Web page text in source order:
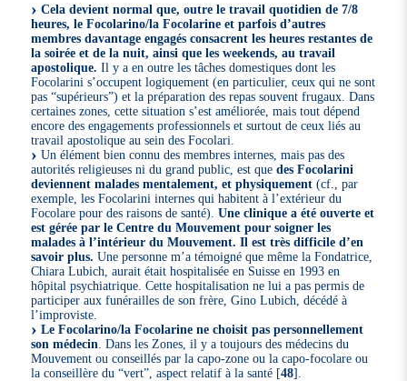
Cela devient normal que, outre le travail quotidien de 7/8
heures, le Focolarino/la Focolarine et parfois d’autres
membres davantage engagés consacrent les heures restantes de
la soirée et de la nuit, ainsi que les weekends, au travail
apostolique. Il y a en outre les tâches domestiques dont les
Focolarini s’occupent logiquement (en particulier, ceux qui ne sont
pas “supérieurs”) et la préparation des repas souvent frugaux. Dans
certaines zones, cette situation s’est améliorée, mais tout dépend
encore des engagements professionnels et surtout de ceux liés au
travail apostolique au sein des Focolari.
Un élément bien connu des membres internes, mais pas des
autorités religieuses ni du grand public, est quedes Focolarini
deviennent malades mentalement, et physiquement (cf., par
exemple, les Focolarini internes qui habitent à l’extérieur du
Focolare pour des raisons de santé).Une clinique a été ouverte et
est gérée par le Centre du Mouvement pour soigner les
malades à l’intérieur du Mouvement. Il est très difficile d’en
savoir plus. Une personne m’a témoigné que même la Fondatrice,
Chiara Lubich, aurait était hospitalisée en Suisse en 1993 en
hôpital psychiatrique. Cette hospitalisation ne lui a pas permis de
participer aux funérailles de son frère, Gino Lubich, décédé à
l’improviste.
Le Focolarino/la Focolarine ne choisit pas personnellement
son médecin . Dans les Zones, il y a toujours des médecins du
Mouvement ou conseillés par la capo-zone ou la capo-focolare ou
la conseillère du “vert”, aspect relatif à la santé [48]